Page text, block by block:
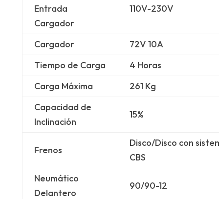
Entrada
Cargador
110V-230V
Cargador
72V 10A
Tiempo de Carga
4 Horas
Carga Máxima
261 Kg
Capacidad de
Inclinación
15%
Frenos
Disco/Disco con
CBS
Neumático
Delantero
90/90-12